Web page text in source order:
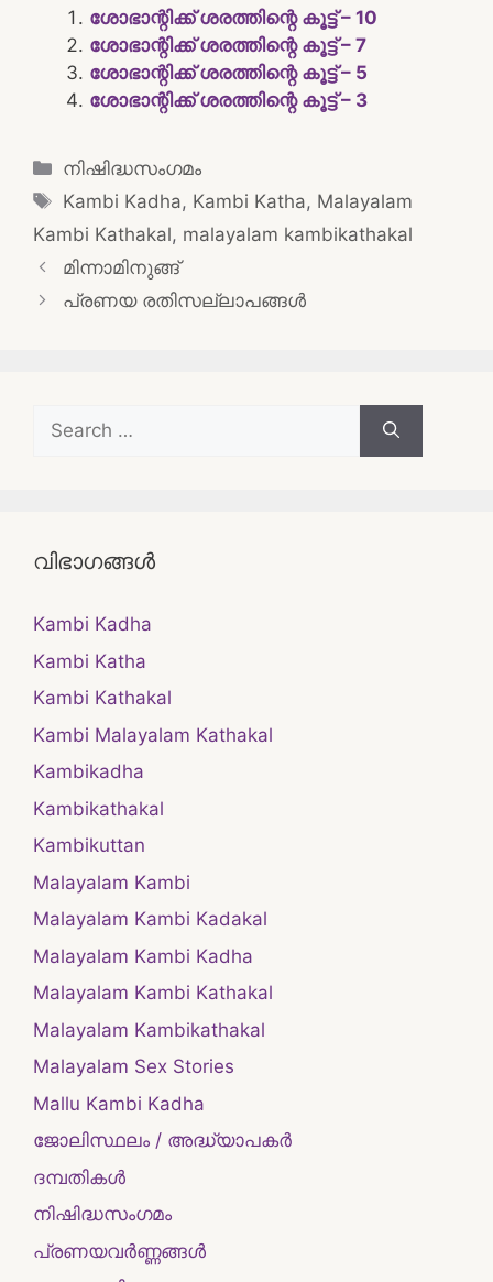
ശോഭാന്റിക്ക് ശരത്തിന്റെ കൂട്ട് – 10
ശോഭാന്റിക്ക് ശരത്തിന്റെ കൂട്ട് – 7
ശോഭാന്റിക്ക് ശരത്തിന്റെ കൂട്ട് – 5
ശോഭാന്റിക്ക് ശരത്തിന്റെ കൂട്ട് – 3
Categories
നിഷിദ്ധസംഗമം
Tags
Kambi Kadha, Kambi Katha, Malayalam
Kambi Kathakal, malayalam kambikathakal
Post
navigation
മിന്നാമിനുങ്ങ്
പ്രണയ രതിസല്ലാപങ്ങൾ
Search
for:
വിഭാഗങ്ങൾ
Kambi Kadha
Kambi Katha
Kambi Kathakal
Kambi Malayalam Kathakal
Kambikadha
Kambikathakal
Kambikuttan
Malayalam Kambi
Malayalam Kambi Kadakal
Malayalam Kambi Kadha
Malayalam Kambi Kathakal
Malayalam Kambikathakal
Malayalam Sex Stories
Mallu Kambi Kadha
ജോലിസ്ഥലം / അദ്ധ്യാപകർ
ദമ്പതികള്‍
നിഷിദ്ധസംഗമം
പ്രണയവർണ്ണങ്ങൾ